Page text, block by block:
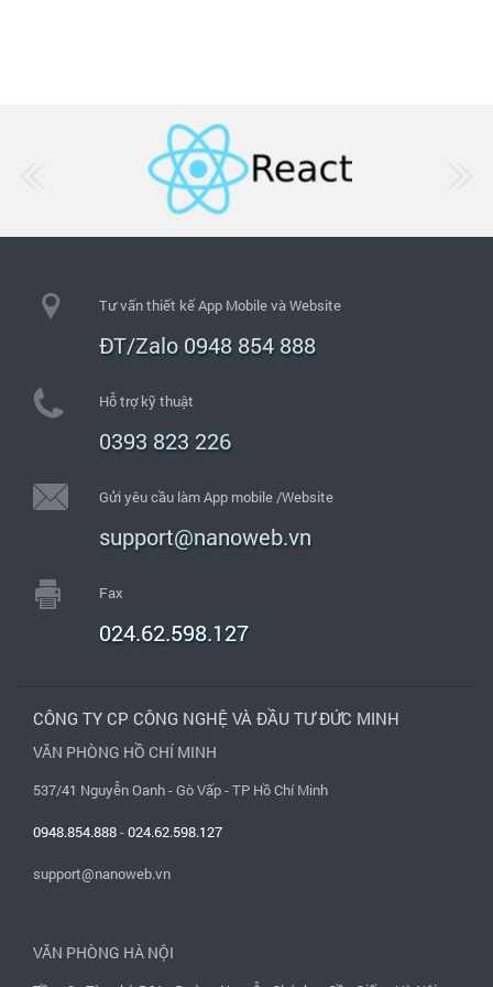
Tư vấn thiết kế App Mobile và Website
ĐT/Zalo 0948 854 888
Hỗ trợ kỹ thuật
0393 823 226
Gửi yêu cầu làm App mobile /Website
support@nanoweb.vn
Fax
024.62.598.127
CÔNG TY CP CÔNG NGHỆ VÀ ĐẦU TƯ ĐỨC MINH
VĂN PHÒNG HỒ CHÍ MINH
537/41 Nguyễn Oanh - Gò Vấp - TP Hồ Chí Minh
0948.854.888-024.62.598.127
support@nanoweb.vn
VĂN PHÒNG HÀ NỘI